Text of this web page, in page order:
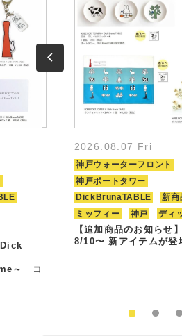
～ コ
2026.08.07 Fri
神戸ウォーターフロント
神戸ポートタワー
DickBrunaTABLE
新商
ミッフィー
神戸 ディ
【追加商品のお知らせ
8/10〜 新アイテムが登